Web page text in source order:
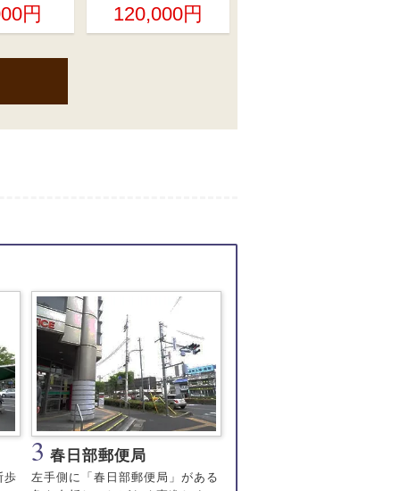
円 120,000円
歩
3 春日部郵便局
左手側に「春日部郵便局」がある